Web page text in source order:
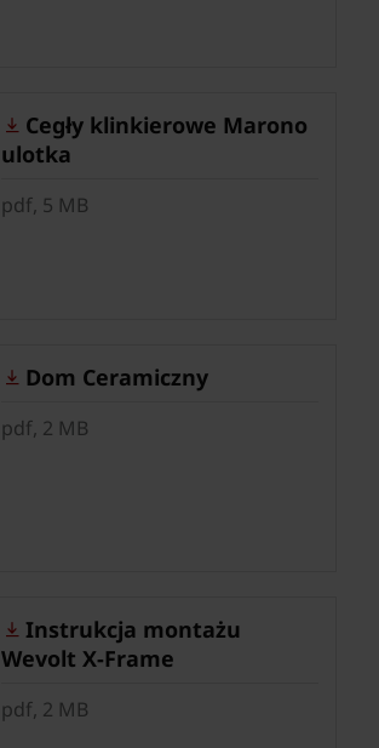
Cegły klinkierowe Marono
ulotka
pdf, 5 MB
Dom Ceramiczny
pdf, 2 MB
Instrukcja montażu
Wevolt X-Frame
pdf, 2 MB